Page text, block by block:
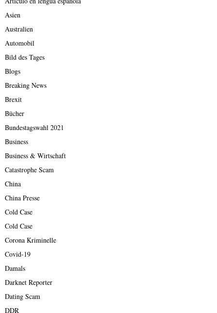
Asien
Australien
Automobil
Bild des Tages
Blogs
Breaking News
Brexit
Bücher
Bundestagswahl 2021
Business
Business & Wirtschaft
Catastrophe Scam
China
China Presse
Cold Case
Cold Case
Corona Kriminelle
Covid-19
Damals
Darknet Reporter
Dating Scam
DDR